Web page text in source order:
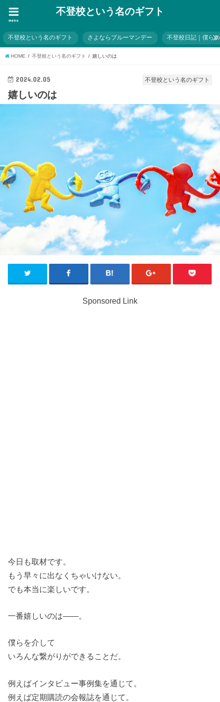
不登校という名のギフト
menu
不登校という名のギフト さよならブルーマンデー 不登校日記｜僕ら
HOME 不登校という名のギフト 嬉しいのは
不登校という名のギフト
2024.02.05
嬉しいのは
Sponsored Link
今日も取材です。
もう早々に出なくちゃいけない。
でも本当に楽しいです。
一番嬉しいのは――。
僕らを介して
いろんな繋がりができることだ。
例えばインタビュー事例集を通じて。
例えば定期購読の会報誌を通じて。